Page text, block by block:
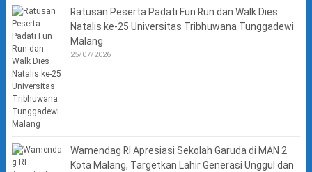
Ratusan Peserta Padati Fun Run dan Walk Dies
Natalis ke-25 Universitas Tribhuwana Tunggadewi
Malang
25/07/2026
Wamendag RI Apresiasi Sekolah Garuda di MAN 2
Kota Malang, Targetkan Lahir Generasi Unggul dan